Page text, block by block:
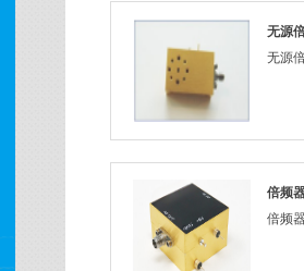
无源
无源
倍频
倍频